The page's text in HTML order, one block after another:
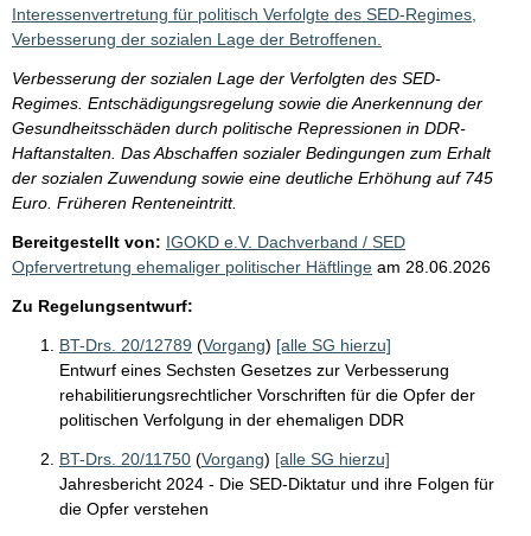
Interessenvertretung für politisch Verfolgte des SED-Regimes,
Verbesserung der sozialen Lage der Betroffenen.
Verbesserung der sozialen Lage der Verfolgten des SED-
Regimes. Entschädigungsregelung sowie die Anerkennung der
Gesundheitsschäden durch politische Repressionen in DDR-
Haftanstalten. Das Abschaffen sozialer Bedingungen zum Erhalt
der sozialen Zuwendung sowie eine deutliche Erhöhung auf 745
Euro. Früheren Renteneintritt.
Bereitgestellt von: IGOKD e.V. Dachverband / SED
Opfervertretung ehemaliger politischer Häftlinge am 28.06.2026
Zu Regelungsentwurf:
BT-Drs. 20/12789 (Vorgang) [alle SG hierzu]
Entwurf eines Sechsten Gesetzes zur Verbesserung
rehabilitierungsrechtlicher Vorschriften für die Opfer der
politischen Verfolgung in der ehemaligen DDR
BT-Drs. 20/11750 (Vorgang) [alle SG hierzu]
Jahresbericht 2024 - Die SED-Diktatur und ihre Folgen für
die Opfer verstehen